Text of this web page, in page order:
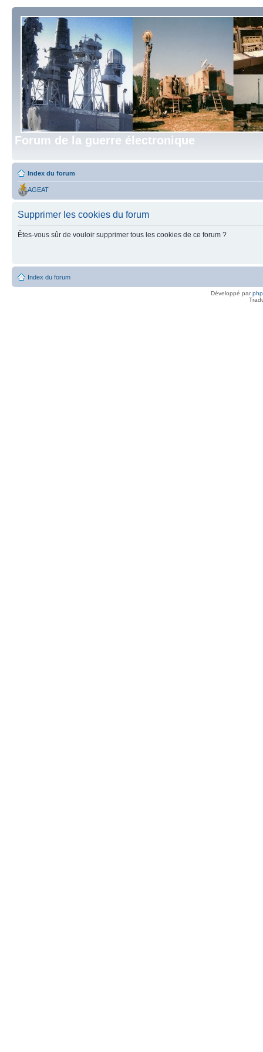
Forum de la guerre électronique
Index du forum
AGEAT
Supprimer les cookies du forum
Êtes-vous sûr de vouloir supprimer tous les cookies de ce forum ?
Index du forum
Développé par